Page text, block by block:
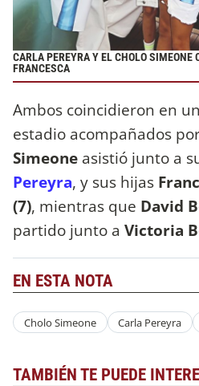
CARLA PEREYRA Y EL CHOLO
FRANCESCA
Ambos coincidieron en
estadio acompañados
Simeone asistió junto a
Pereyra, y sus hijas
(7), mientras que David
partido junto a Victoria
EN ESTA NOTA
Cholo Simeone Carla Pereyra
TAMBIÉN TE PUEDE